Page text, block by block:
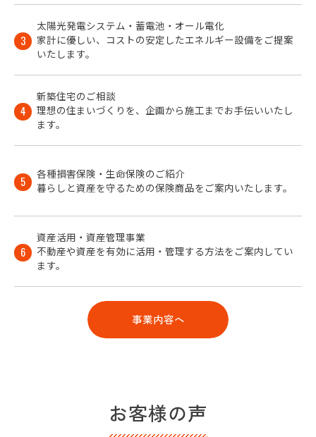
3
太陽光発電システム・蓄電池・オール電化
家計に優しい、コストの安定したエネルギー設備をご提案
いたします。
4
新築住宅のご相談
理想の住まいづくりを、企画から施工までお手伝いいたし
ます。
5
各種損害保険・生命保険のご紹介
暮らしと資産を守るための保険商品をご案内いたします。
6
資産活用・資産管理事業
不動産や資産を有効に活用・管理する方法をご案内してい
ます。
事業内容へ
お客様の声